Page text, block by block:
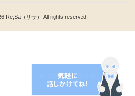
Re;Sa（リサ） All rights reserved.